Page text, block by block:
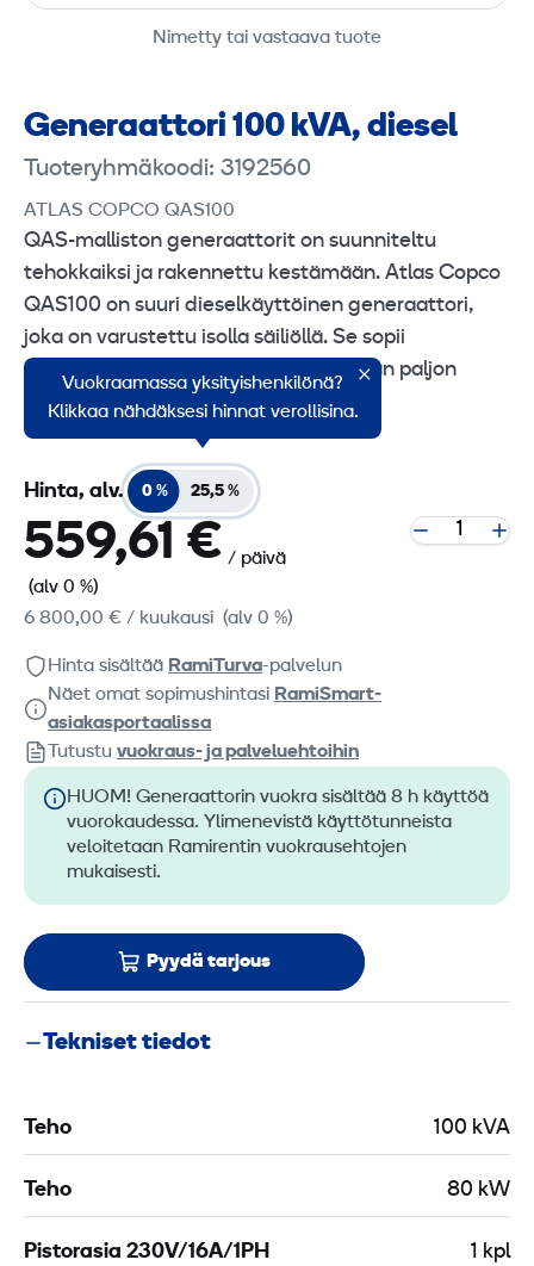
Nimetty tai vastaava tuote
Generaattori 100 kVA, diesel
Tuoteryhmäkoodi: 3192560
ATLAS COPCO QAS100
QAS-malliston generaattorit on suunniteltu
tehokkaiksi ja rakennettu kestämään. Atlas Copco
QAS100 on suuri dieselkäyttöinen generaattori,
joka on varustettu isolla säiliöllä. Se sopii
erinomaisesti tehtäviin, joissa tarvitaan paljon
tehoa ja kestävyyttä.
Vuokraamassa yksityishenkilönä?
Klikkaa nähdäksesi hinnat verollisina.
Hinta, alv. 0 % 25,5 %
559,61 € / päivä
(alv 0 %)
6 800,00 € / kuukausi (alv 0 %)
Hinta sisältää RamiTurva-palvelun
Näet omat sopimushintasi RamiSmart-
asiakasportaalissa
Tutustu vuokraus- ja palveluehtoihin
HUOM! Generaattorin vuokra sisältää 8 h käyttöä
vuorokaudessa. Ylimenevistä käyttötunneista
veloitetaan Ramirentin vuokrausehtojen
mukaisesti.
Pyydä tarjous
Tekniset tiedot
Teho 100 kVA
Teho 80 kW
Pistorasia 230V/16A/1PH 1 kpl